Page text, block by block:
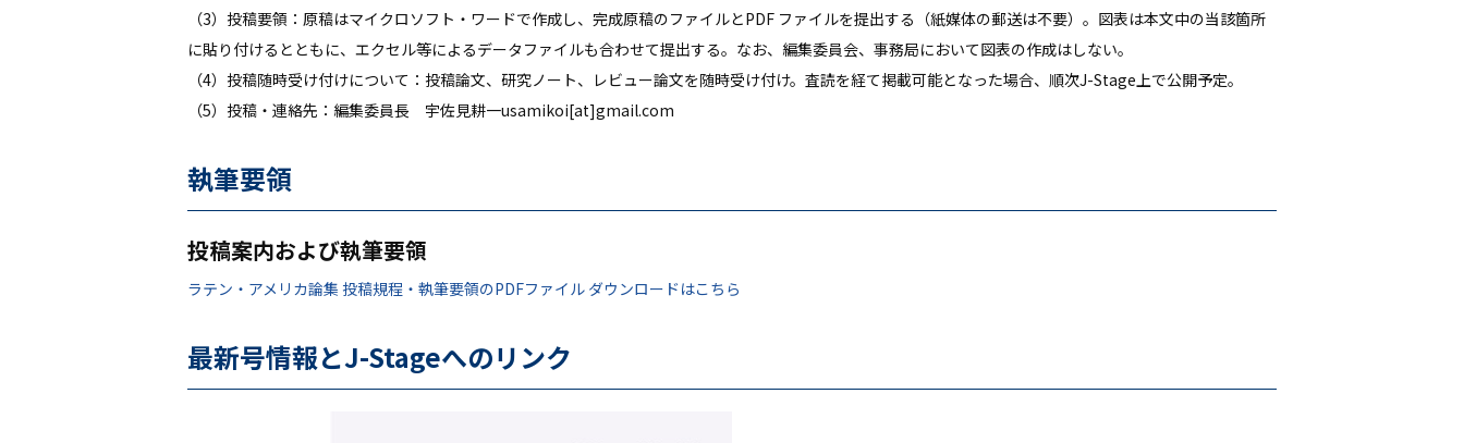
（3）投稿要領：原稿はマイクロソフト・ワードで作成し、完成原稿のファイルとPDF ファイルを提出する（紙媒体の郵送は不要）。図表は本文中の当該箇所
に貼り付けるとともに、エクセル等によるデータファイルも合わせて提出する。なお、編集委員会、事務局において図表の作成はしない。
（4）投稿随時受け付けについて：投稿論文、研究ノート、レビュー論文を随時受け付け。査読を経て掲載可能となった場合、順次J-Stage上で公開予定。
（5）投稿・連絡先：編集委員長 宇佐見耕一usamikoi[at]gmail.com
執筆要領
投稿案内および執筆要領
ラテン・アメリカ論集 投稿規程・執筆要領のPDFファイル ダウンロードはこちら
最新号情報とJ-Stageへのリンク